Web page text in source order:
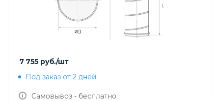
7 755 руб./шт
Под заказ от 2 дней
Самовывоз - бесплатно